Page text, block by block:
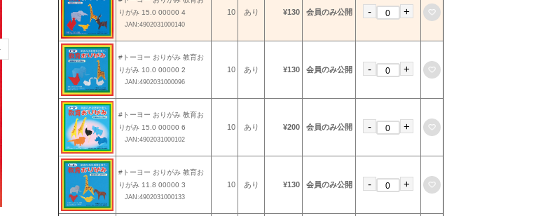
りがみ 15.0 00000 4
JAN:4902031000140
10 あり ¥130 会員のみ公開 - +
#トーヨー おりがみ 教育お
りがみ 10.0 00000 2
JAN:4902031000096
10 あり ¥130 会員のみ公開 - +
#トーヨー おりがみ 教育お
りがみ 15.0 00000 6
JAN:4902031000102
10 あり ¥200 会員のみ公開 - +
#トーヨー おりがみ 教育お
りがみ 11.8 00000 3
JAN:4902031000133
10 あり ¥130 会員のみ公開 - +